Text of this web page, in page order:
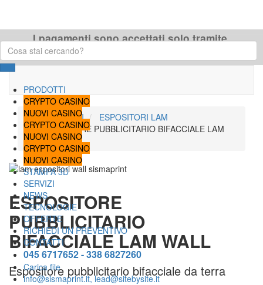
I pagamenti sono accettati solo tramite
bonifico per lavori in corso
PRODOTTI
CRYPTO CASINO
NUOVI CASINO
CRYPTO CASINO
NUOVI CASINO
CRYPTO CASINO
NUOVI CASINO
STAMPA 3D
SERVIZI
NEWS
TECNOLOGIE
OFFERTE
RICHIEDI UN PREVENTIVO
CONTATTI
045 6717652 - 338 6827260
Carica file
info@sismaprint.it, lead@sitebysite.it
PRODOTTI
ESPOSITORI LAM
ESPOSITORE PUBBLICITARIO BIFACCIALE LAM
WALL
ESPOSITORE
PUBBLICITARIO
BIFACCIALE LAM WALL
Espositore pubblicitario bifacciale da terra